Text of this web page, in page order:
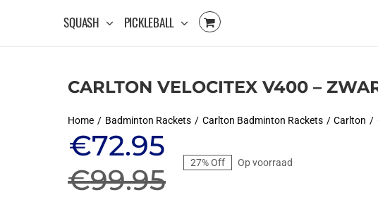
SQUASH PICKLEBALL
CARLTON VELOCITEX V400 –
Home Badminton Rackets Carlton Badminton Rackets Carlton
€99.95
Oorspronkelijke
prijs
€72.95
Huidige
prijs
27% Off Op voorraad